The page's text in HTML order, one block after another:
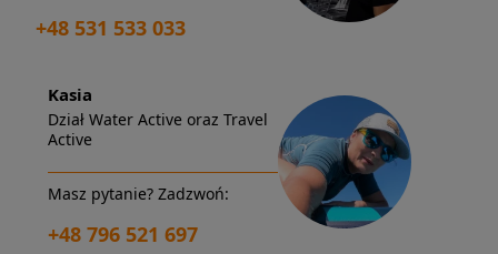
+48 531 533 033
Kasia
Dział Water Active oraz Travel
Active
Masz pytanie? Zadzwoń:
+48 796 521 697